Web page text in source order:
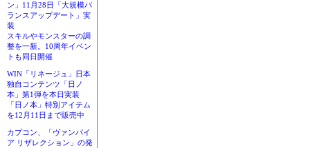
ン」11月28日「大規模バ
ランスアップデート」実
装
スキルやモンスターの調
整を一新。10周年イベン
トも同日開催
WIN「リネージュ」日本
独自コンテンツ「日ノ
本」第1弾を本日実装
「日ノ本」特別アイテム
を12月11日まで販売中
カプコン、「ヴァンパイ
ア リザレクション」の発